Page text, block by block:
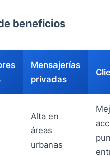
beneficios
Mensajerías
privadas
Alta en
áreas
urbanas